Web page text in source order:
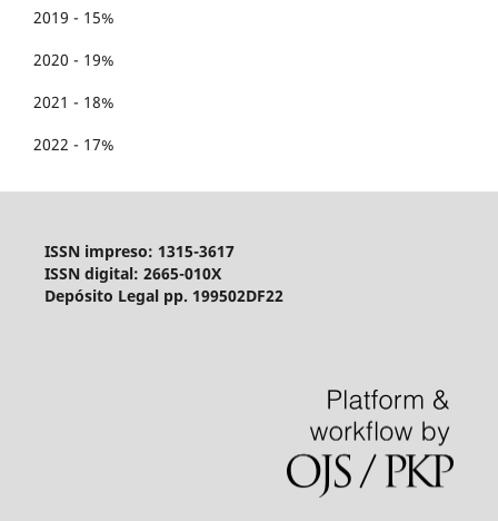
2019 - 15%
2020 - 19%
2021 - 18%
2022 - 17%
ISSN impreso: 1315-3617
ISSN digital: 2665-010X
Depósito Legal pp. 199502DF22